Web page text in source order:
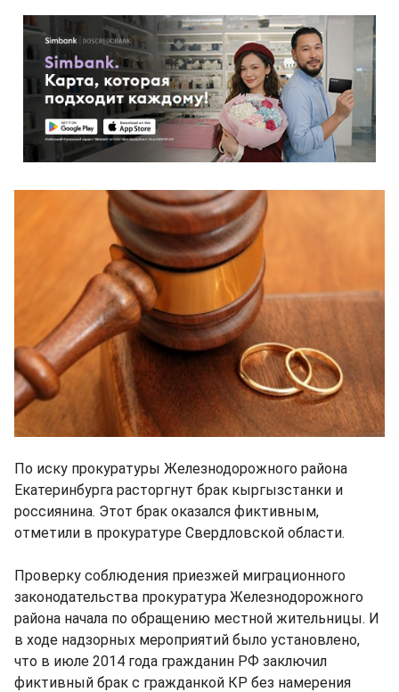
По иску прокуратуры Железнодорожного района
Екатеринбурга расторгнут брак кыргызстанки и
россиянина. Этот брак оказался фиктивным,
отметили в прокуратуре Свердловской области.
Проверку соблюдения приезжей миграционного
законодательства прокуратура Железнодорожного
района начала по обращению местной жительницы. И
в ходе надзорных мероприятий было установлено,
что в июле 2014 года гражданин РФ заключил
фиктивный брак с гражданкой КР без намерения